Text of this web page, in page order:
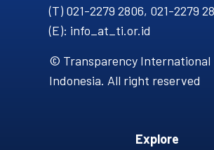
(T) 021-2279 2806, 021-2279
(E): info_at_ti.or.id
© Transparency International
Indonesia. All right reserved
Explore